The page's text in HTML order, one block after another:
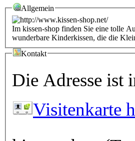
Allgemein
Im kissen-shop finden Sie eine tolle
wunderbare Kinderkissen, die die
Kontakt
Die Adresse ist
Visitenkarte